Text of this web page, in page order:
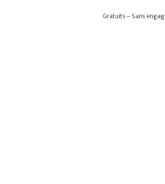
Gratuits – Sans